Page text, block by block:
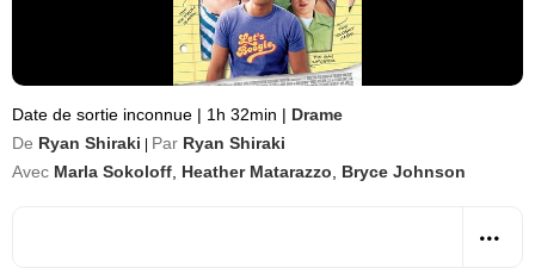
Date de sortie inconnue | 1h 32min | Drame
De Ryan Shiraki Par Ryan Shiraki
Avec Marla Sokoloff Heather Matarazzo Bryce Johnson